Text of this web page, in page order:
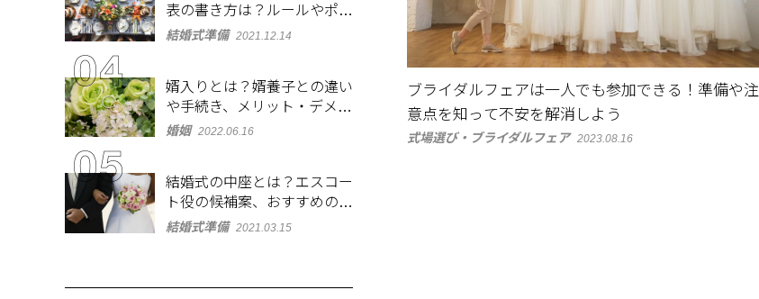
ブライダルフェアは一人でも参加できる！準備や注
意点を知って不安を解消しよう
式場選び・ブライダルフェア 2023.08.16
表の書き方は？ルールやポイ
ントをチェック
結婚式準備 2021.12.14
婿入りとは？婿養子との違い
や手続き、メリット・デメリ
ットを紹介
婚姻 2022.06.16
結婚式の中座とは？エスコー
ト役の候補案、おすすめの演
出やBGMも紹介
結婚式準備 2021.03.15